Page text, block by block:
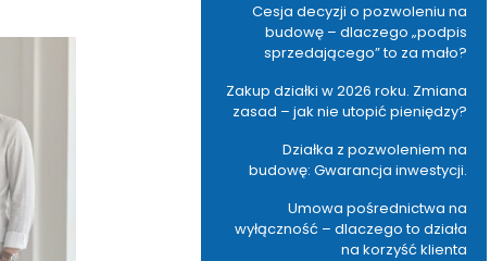
Cesja decyzji o pozwoleniu na
budowę – dlaczego „podpis
sprzedającego” to za mało?
Zakup działki w 2026 roku. Zmiana
zasad – jak nie utopić pieniędzy?
Działka z pozwoleniem na
budowę: Gwarancja inwestycji.
Umowa pośrednictwa na
wyłączność – dlaczego to działa
na korzyść klienta